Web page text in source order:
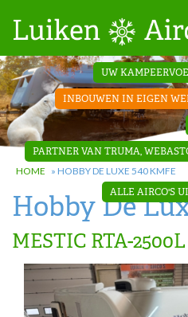
Projecten
Contact
Dakopbouw
airco’s
‘Onder de
bank’ airco’s
Ultra
UW
INBOUWEN IN EIGEN
PARTNER VAN TRUMA,
ALLE AIRCO'S
HOME » HOBBY DE LUXE 540 KMFE
Hobby De
MESTIC RTA-2500L